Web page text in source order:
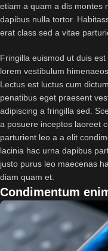
etiam a quam a dis montes
dapibus nulla tortor.
erat class sed a vitae
Fringilla euismod ut duis
lorem vestibulum
Lectus est luctus cum
penatibus eget praesent
adipiscing a fringilla sed.
a posuere inceptos laoreet
parturient leo a a elit
lacinia hac urna dapibus
justo purus leo maecenas
diam quam et.
Condimentum